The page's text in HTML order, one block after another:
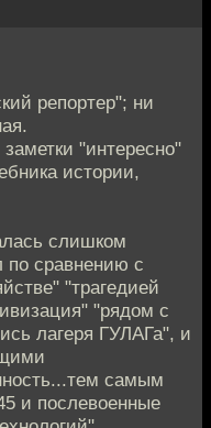
репортер"; ни
"интересно"
истории,
слишком
по сравнению с
"трагедией
"рядом с
лагеря ГУЛАГа", и
самым
и послевоенные